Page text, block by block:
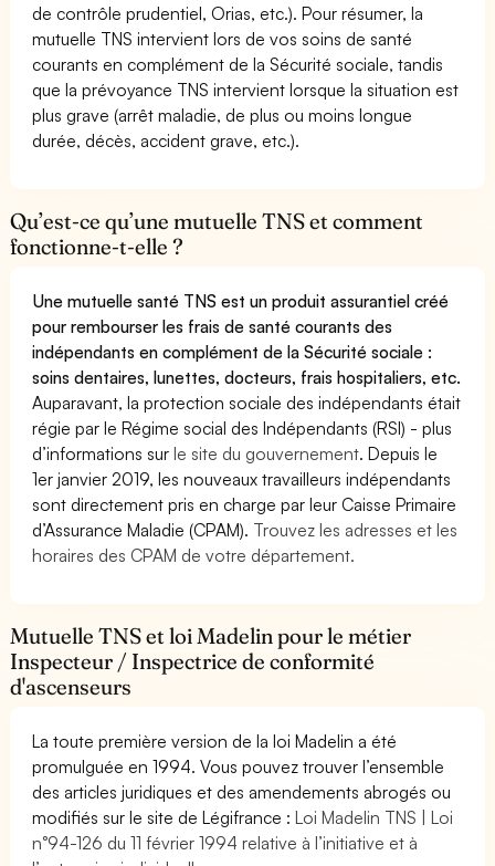
de contrôle prudentiel, Orias, etc.). Pour résumer, la
mutuelle TNS intervient lors de vos soins de santé
courants en complément de la Sécurité sociale, tandis
que la prévoyance TNS intervient lorsque la situation est
plus grave (arrêt maladie, de plus ou moins longue
durée, décès, accident grave, etc.).
Qu’est-ce qu’une mutuelle TNS et comment
fonctionne-t-elle ?
Une mutuelle santé TNS est un produit assurantiel créé
pour rembourser les frais de santé courants des
indépendants en complément de la Sécurité sociale :
soins dentaires, lunettes, docteurs, frais hospitaliers, etc.
Auparavant, la protection sociale des indépendants était
régie par le Régime social des Indépendants (RSI) - plus
d’informations surle site du gouvernement. Depuis le
1er janvier 2019, les nouveaux travailleurs indépendants
sont directement pris en charge par leur Caisse Primaire
d’Assurance Maladie (CPAM). Trouvez les adresses et les
horaires des CPAM de votre département.
Mutuelle TNS et loi Madelin pour le métier
Inspecteur / Inspectrice de conformité
d'ascenseurs
La toute première version de la loi Madelin a été
promulguée en 1994. Vous pouvez trouver l’ensemble
des articles juridiques et des amendements abrogés ou
modifiés sur le site de Légifrance :Loi Madelin TNS | Loi
n°94-126 du 11 février 1994 relative à l’initiative et à